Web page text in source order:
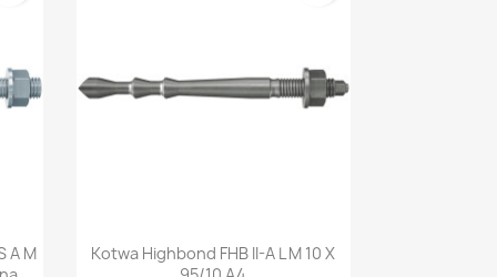
A M
Szybki podgląd
Kotwa Highbond FHB II-A L M 10 X